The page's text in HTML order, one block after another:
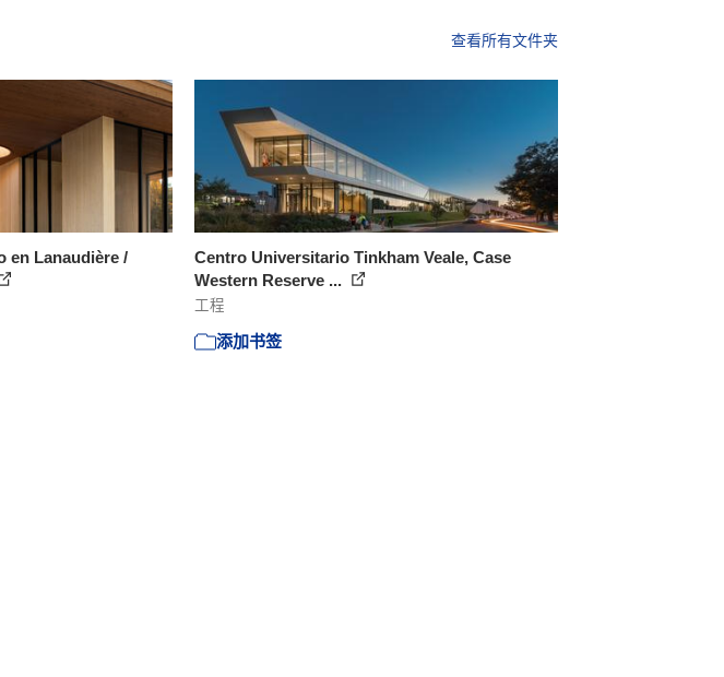
查看所有文件夹
en Lanaudière /
Centro Universitario Tinkham Veale, Case
Western Reserve ...
工程
添加书签